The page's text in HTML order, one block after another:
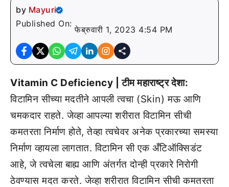
by Mayuri
Published On:
फेब्रुवारी 1, 2023 4:54 PM
Vitamin C Deficiency | टीम महाराष्ट्र देशा:
विटामिन सीच्या मदतीने आपली त्वचा (Skin) मऊ आणि
चमकदार राहते. जेव्हा आपल्या शरीरात विटामिन सीची
कमतरता निर्माण होते, तेव्हा त्वचेवर अनेक प्रकारच्या समस्या
निर्माण व्हायला लागतात. विटामिन सी एक अँटिऑक्सिडंट
आहे, जे त्वचेला बाह्य आणि अंतर्गत दोन्ही प्रकारे निरोगी
ठेवण्यास मदत करते. जेव्हा शरीरात विटामिन सीची कमतरता